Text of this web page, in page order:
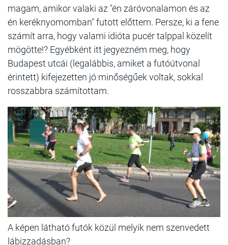
magam, amikor valaki az "én záróvonalamon és az
én keréknyomomban" futott előttem. Persze, ki a fene
számít arra, hogy valami idióta pucér talppal közelít
mögötte!? Egyébként itt jegyezném meg, hogy
Budapest utcái (legalábbis, amiket a futóútvonal
érintett) kifejezetten jó minőségűek voltak, sokkal
rosszabbra számítottam.
A képen látható futók közül melyik nem szenvedett
lábizzadásban?